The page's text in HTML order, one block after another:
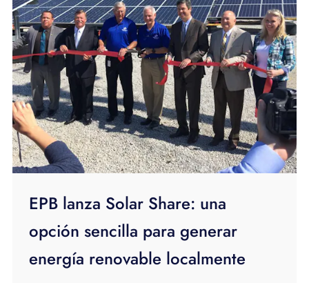
EPB lanza Solar Share: una
opción sencilla para generar
energía renovable localmente